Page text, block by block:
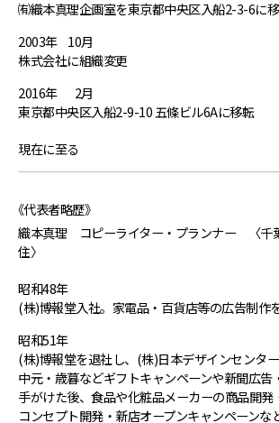
㈲織本真理企画室を東京都中央区入船2-3-6に移
2003年 10月
株式会社に組織変更
2016年
2月
東京都中央区入船2-9-10 五條ビル6Aに移転
現在に至る
《代表者略歴》
織本真理 コピーライター・プランナー 〈千
住〉
昭和48年
(株)博報堂入社。家電品・百貨店等の広告制作
昭和51年
(株)博報堂を退社し、(株)日本デザインセンタ
中元・歳暮などギフトキャンペーンや新聞広告
手がけた後、食品や化粧品メーカーの商品開
コンセプト開発・新店オープンキャンペーンな